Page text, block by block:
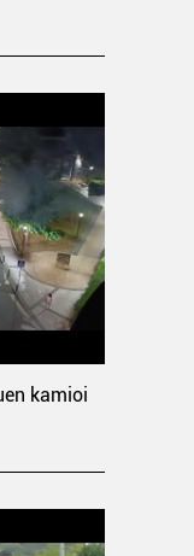
kamioi